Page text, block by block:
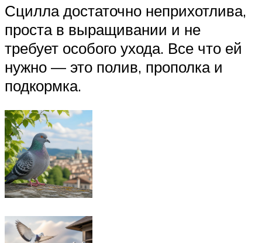
Сцилла достаточно неприхотлива,
проста в выращивании и не
требует особого ухода. Все что ей
нужно — это полив, прополка и
подкормка.